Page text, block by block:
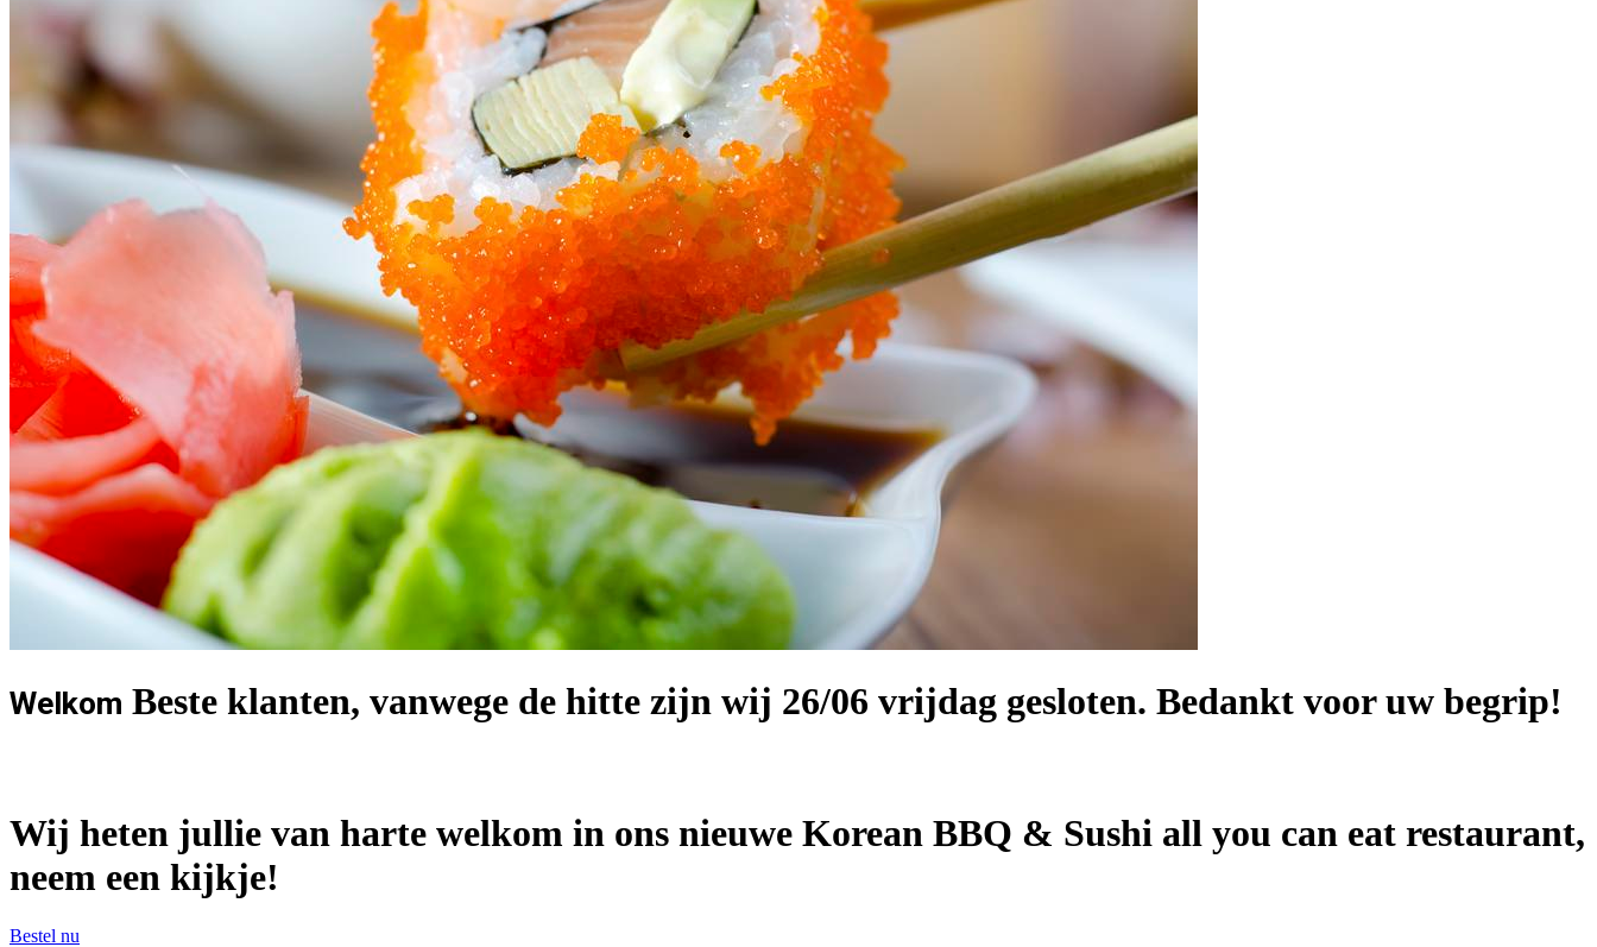
Welkom Beste klanten, vanwege de hitte zijn wij 26/06 vrijdag gesloten. Bedankt voor uw begrip!
Wij heten jullie van harte welkom in ons nieuwe Korean BBQ & Sushi all you can eat restaurant,
neem een kijkje!
Bestel nu